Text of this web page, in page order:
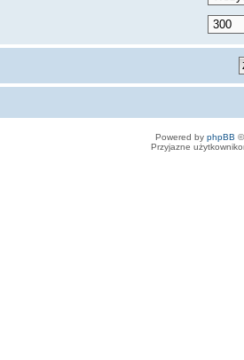
Powered by phpBB
Przyjazne